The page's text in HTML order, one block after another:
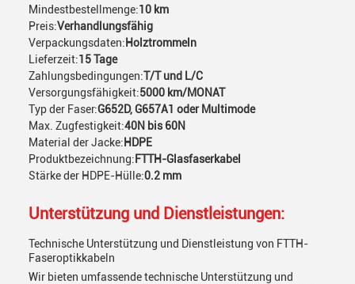
Mindestbestellmenge:10 km
Preis:Verhandlungsfähig
Verpackungsdaten: Holztrommeln
Lieferzeit:15 Tage
Zahlungsbedingungen:T/T und L/C
Versorgungsfähigkeit:5000 km/MONAT
Typ der Faser:G652D, G657A1 oder Multimode
Max. Zugfestigkeit:40N bis 60N
Material der Jacke: HDPE
Produktbezeichnung: FTTH-Glasfaserkabel
Stärke der HDPE-Hülle:0.2 mm
Unterstützung und Dienstleistungen:
Technische Unterstützung und Dienstleistung von FTTH-
Faseroptikkabeln
Wir bieten umfassende technische Unterstützung und